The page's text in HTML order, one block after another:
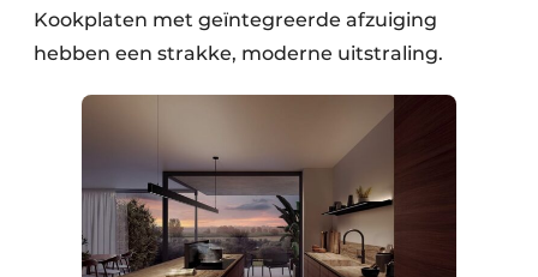
Kookplaten met geïntegreerde afzuiging
hebben een strakke, moderne uitstraling.